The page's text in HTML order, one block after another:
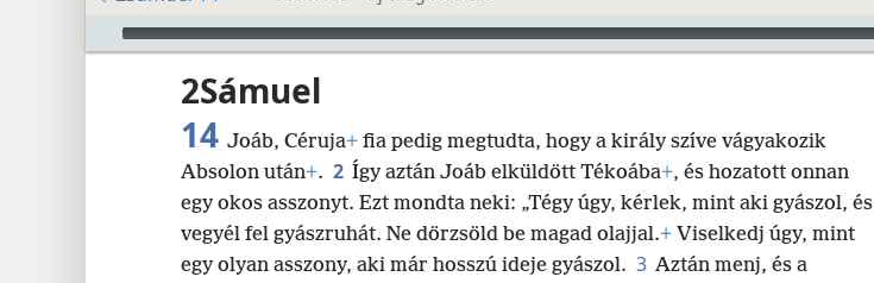
Audio Player
2Sámuel
14 Joáb, Céruja+ fia pedig megtudta, hogy a király szíve vágyakozik
Absolon után+. 2 Így aztán Joáb elküldött Tékoába+, és hozatott onnan
egy okos asszonyt. Ezt mondta neki: „Tégy úgy, kérlek, mint aki gyászol, és
vegyél fel gyászruhát. Ne dörzsöld be magad olajjal.+ Viselkedj úgy, mint
egy olyan asszony, aki már hosszú ideje gyászol. 3 Aztán menj, és a